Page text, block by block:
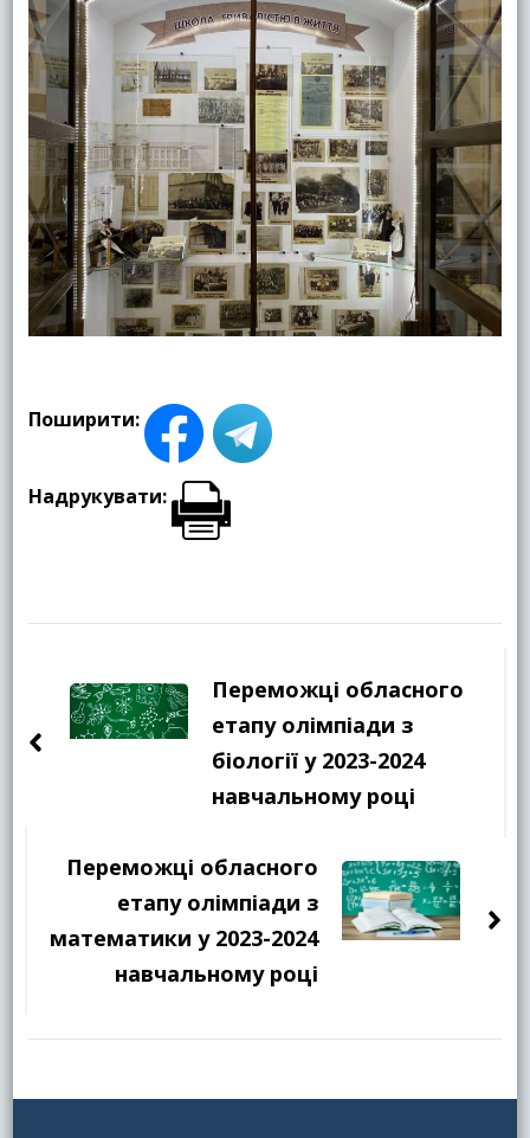
Поширити:
Надрукувати:
по
запису
Переможці обласного
етапу олімпіади з
біології у 2023-2024
навчальному році
Переможці обласного
етапу олімпіади з
математики у 2023-2024
навчальному році